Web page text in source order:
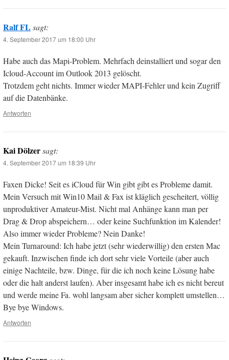
Ralf FLsagt:
4. September 2017 um 18:00 Uhr
Habe auch das Mapi-Problem. Mehrfach deinstalliert und sogar den
Icloud-Account im Outlook 2013 gelöscht.
Trotzdem geht nichts. Immer wieder MAPI-Fehler und kein Zugriff
auf die Datenbänke.
Antworten
Kai Dölzersagt:
4. September 2017 um 18:39 Uhr
Faxen Dicke! Seit es iCloud für Win gibt gibt es Probleme damit.
Mein Versuch mit Win10 Mail & Fax ist kläglich gescheitert, völlig
unproduktiver Amateur-Mist. Nicht mal Anhänge kann man per
Drag & Drop abspeichern… oder keine Suchfunktion im Kalender!
Also immer wieder Probleme? Nein Danke!
Mein Turnaround: Ich habe jetzt (sehr wiederwillig) den ersten Mac
gekauft. Inzwischen finde ich dort sehr viele Vorteile (aber auch
einige Nachteile, bzw. Dinge, für die ich noch keine Lösung habe
oder die halt anderst laufen). Aber insgesamt habe ich es nicht bereut
und werde meine Fa. wohl langsam aber sicher komplett umstellen…
Bye bye Windows.
Antworten